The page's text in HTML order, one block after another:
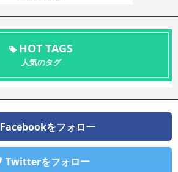
HOT TAGS
人気のタグ
Facebookをフォロー
Twitterをフォロー